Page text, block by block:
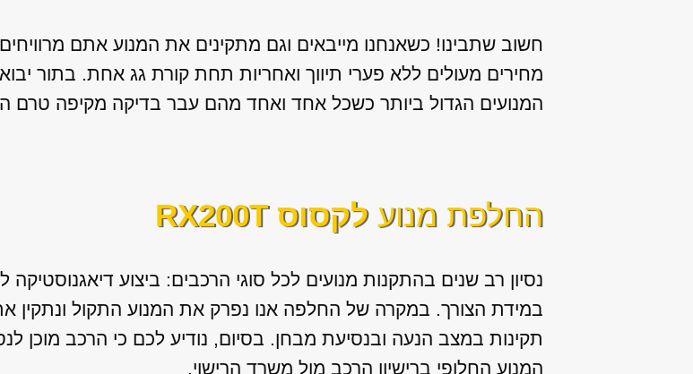
חשוב שתבינו! כשאנחנו מייבאים וגם מתקינים את המנוע אתם
מחירים מעולים ללא פערי תיווך ואחריות תחת קורת גג אחת. בתור
המנועים הגדול ביותר כשכל אחד ואחד מהם עבר בדיקה מקיפה טרם
החלפת מנועלקסוס RX200T
נסיון רב שנים בהתקנות מנועים לכל סוגי הרכבים: ביצוע
במידת הצורך. במקרה של החלפה אנו נפרק את המנוע התקול ונתקין את
תקינות במצב הנעה ובנסיעת מבחן. בסיום, נודיע לכם כי הרכב מוכן
המנוע החלופי ברישיון הרכב מול משרד הרישוי.